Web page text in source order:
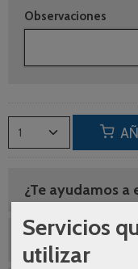
Observaciones
¿Te ayudamos a
Envíos gratuitos
Servicios
utilizar